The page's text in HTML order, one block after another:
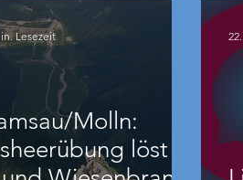
Molln:
löst
Lesezeit